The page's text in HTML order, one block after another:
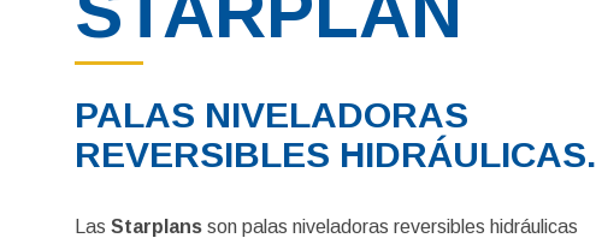
PALAS NIVELADORAS
REVERSIBLES HIDRÁULICAS.
Las Starplans son palas niveladoras reversibles hidráulicas